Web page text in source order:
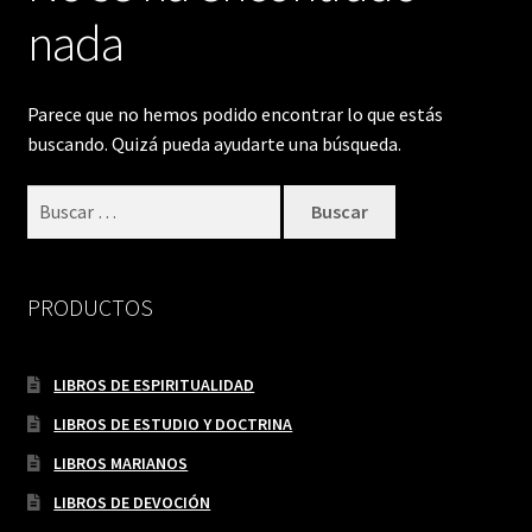
nada
Parece que no hemos podido encontrar lo que estás
buscando. Quizá pueda ayudarte una búsqueda.
PRODUCTOS
LIBROS DE ESPIRITUALIDAD
LIBROS DE ESTUDIO Y DOCTRINA
LIBROS MARIANOS
LIBROS DE DEVOCIÓN